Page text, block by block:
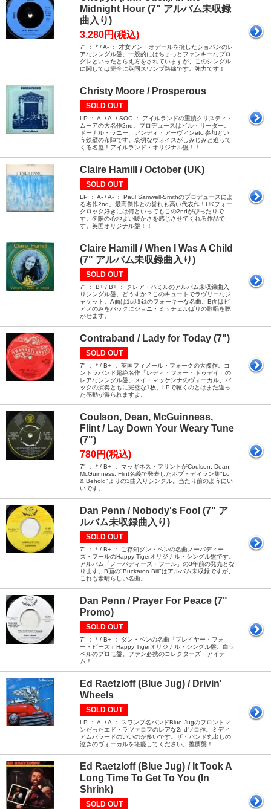
Midnight Hour (7" アルバム未収録
曲入り)
3,280円(税込)
7" ： * / A- ： 才女アン・オデールを擁したショパンのレ
アなシングル盤。一般的にはちょっとファンキーなプロ
グレといったとらえ方をされていますが、このシングル
に関しては完全に英国スワンプ路線です。強力です！
Christy Moore / Prosperous
SOLD OUT
LP ： A- / A- / SOC ： アイルランドの重鎮クリスティ・
ムーアの大名作2nd。プロデュースはビル・リーダー。
ドーナル・ラニー、アンディ・アーヴィンetc.参加とい
う鉄壁の布陣です。哀切なヴォイスがしみじみと迫って
くる名盤！アイルランド・オリジナル盤！！
Claire Hamill / October (UK)
SOLD OUT
LP ： A- / A- ： Paul Samwell-Smithのプロデュースによ
る名作2nd。最高傑作との誉れも高い代表作！UKフォー
クロック好きには何といってもこの2ndがぴったりで
す。冬陽の心地よい暖かさを感じさせてくれる作品で
す。英国オリジナル盤！！
Claire Hamill / When I Was A Child
(7" アルバム未収録曲入り)
SOLD OUT
7" ： B+ / B+ ： クレア・ハミルのアルバム未収録曲入
りシングル盤。どうすか？このキュートでラヴリーなジ
ャケット。A面は1st収録のフォーキーな名曲。B面はピ
アノのみをバックにジョニ・ミッチェルばりの歌唱を聴
かせます。
Contraband / Lady for Today (7")
SOLD OUT
7" ： * / B+ ： 英国フィメール・フォークの大傑作。コ
ントラバンド超絶名作「レディ・フォー・トゥデイ」の
レアなシングル盤。メイ・マッケンナのヴォーカル、バ
ックの演奏ともに完璧な1枚。LPで聴くのとはまた違っ
た感動が得られますよ。
Coulson, Dean, McGuinness,
Flint / Lay Down Your Weary Tune
(7")
780円(税込)
7" ： * / B+ ： マッギネス・フリントがCoulson, Dean,
McGuinness, Flint名義で発表したボブ・ディラン集"Lo
& Behold"よりの3曲入りシングル。当たり前のようにい
いです。
Dan Penn / Nobody's Fool (7" ア
ルバム未収録曲入り)
SOLD OUT
7" ： * / B+ ： ご存知ダン・ペンの名曲ノーバディー
ズ・フールのHappy Tigerオリジナル・シングル盤です。
アルバム「ノーバディーズ・フール」の3年前の発売とな
ります。B面の"Buckaroo Bill"はアルバム未収録ですが、
これも素晴らしい名曲。
Dan Penn / Prayer For Peace (7"
Promo)
SOLD OUT
7" ： * / B+ ： ダン・ペンの名曲「プレイヤー・フォ
ー・ピース」Happy Tigerオリジナル・シングル盤。白ラ
ベルのプロモ盤。ファン必携のコレクターズ・アイテ
ム！
Ed Raetzloff (Blue Jug) / Drivin'
Wheels
SOLD OUT
LP ： A- / A ： スワンプ名バンドBlue Jugのフロントマ
ンだったエド・ラツァロフのレアな2ndソロ作。ミディ
アムバラードのいいのが多いです。ザ・バンド丸出しの
泣きのヴォーカルを堪能してください。推薦盤！
Ed Raetzloff (Blue Jug) / It Took A
Long Time To Get To You (In
Shrink)
SOLD OUT